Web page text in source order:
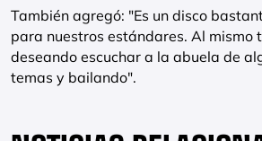
También agregó: "Es un disco
para nuestros estándares. Al mismo
deseando escuchar a la abuela de
temas y bailando".